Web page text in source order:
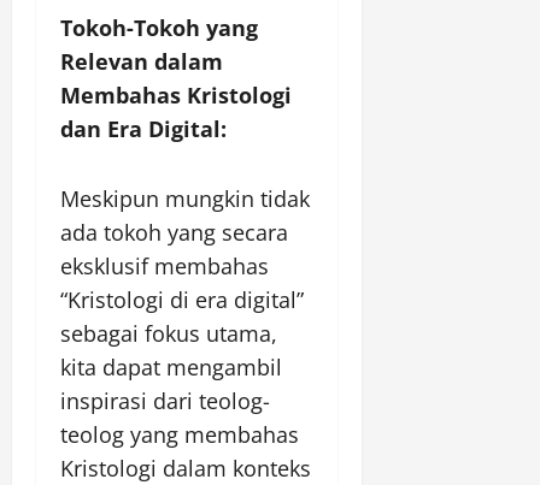
Tokoh-Tokoh yang
Relevan dalam
Membahas Kristologi
dan Era Digital:
Meskipun mungkin tidak
ada tokoh yang secara
eksklusif membahas
“Kristologi di era digital”
sebagai fokus utama,
kita dapat mengambil
inspirasi dari teolog-
teolog yang membahas
Kristologi dalam konteks